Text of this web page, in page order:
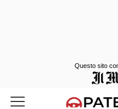
Questo sito